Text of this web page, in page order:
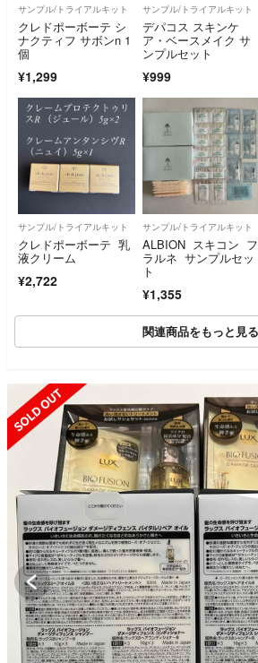
サンプル/トライアルキット
クレドポーボーテ シ
ナクティフ サボンn 1
個
¥1,299
サンプル/トライアルキット
デパコス スキンケ
ア・ベースメイク サ
ンプルセット
¥999
サンプル/トライアルキット
クレドポーボーテ 乳
液クリーム
¥2,722
サンプル/トライアルキット
ALBION スキコン フ
ラルネ サンプルセッ
ト
¥1,355
関連商品をもっと見る